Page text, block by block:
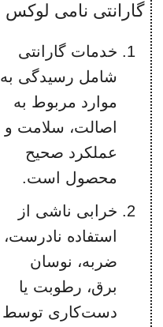
گارانتی نامی لوکس
خدمات گارانتی
شامل رسیدگی به
موارد مربوط به
اصالت، سلامت و
عملکرد صحیح
محصول است.
خرابی ناشی از
استفاده نادرست،
ضربه، نوسان
برق، رطوبت یا
دست‌کاری توسط